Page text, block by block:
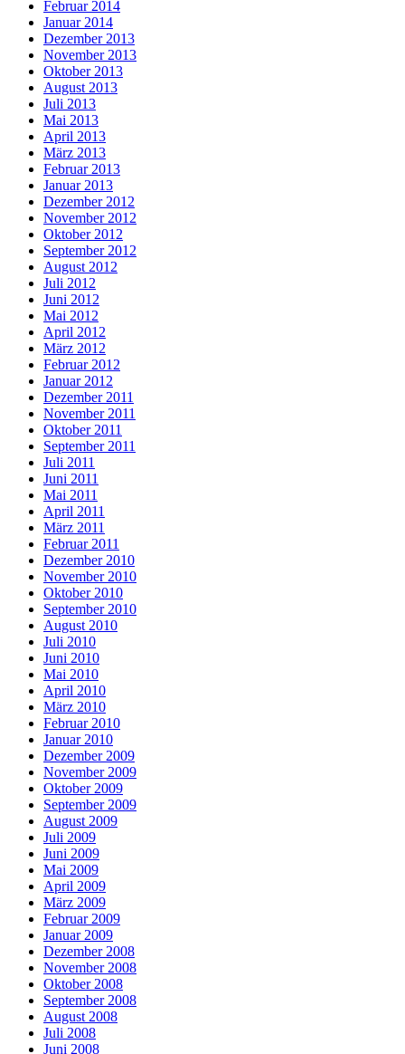
Februar 2014
Januar 2014
Dezember 2013
November 2013
Oktober 2013
August 2013
Juli 2013
Mai 2013
April 2013
März 2013
Februar 2013
Januar 2013
Dezember 2012
November 2012
Oktober 2012
September 2012
August 2012
Juli 2012
Juni 2012
Mai 2012
April 2012
März 2012
Februar 2012
Januar 2012
Dezember 2011
November 2011
Oktober 2011
September 2011
Juli 2011
Juni 2011
Mai 2011
April 2011
März 2011
Februar 2011
Dezember 2010
November 2010
Oktober 2010
September 2010
August 2010
Juli 2010
Juni 2010
Mai 2010
April 2010
März 2010
Februar 2010
Januar 2010
Dezember 2009
November 2009
Oktober 2009
September 2009
August 2009
Juli 2009
Juni 2009
Mai 2009
April 2009
März 2009
Februar 2009
Januar 2009
Dezember 2008
November 2008
Oktober 2008
September 2008
August 2008
Juli 2008
Juni 2008